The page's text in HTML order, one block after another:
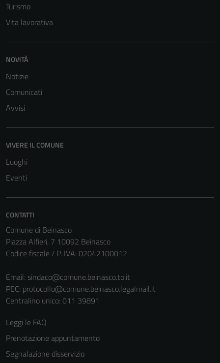
Turismo
Vita lavorativa
NOVITÀ
Notizie
Comunicati
Avvisi
VIVERE IL COMUNE
Luoghi
Eventi
CONTATTI
Comune di Beinasco
Piazza Alfieri, 7 10092 Beinasco
Codice fiscale / P. IVA: 02042100012
Email: sindaco@comune.beinasco.to.it
PEC: protocollo@comune.beinasco.legalmail.it
Centralino unico: 011 39891
Leggi le FAQ
Prenotazione appuntamento
Segnalazione disservizio
informazioni